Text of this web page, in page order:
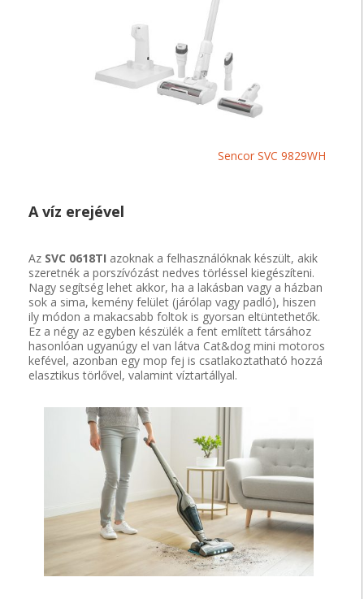
Sencor SVC 9829WH
A víz erejével
Az SVC 0618TI azoknak a felhasználóknak készült, akik
szeretnék a porszívózást nedves törléssel kiegészíteni.
Nagy segítség lehet akkor, ha a lakásban vagy a házban
sok a sima, kemény felület (járólap vagy padló), hiszen
ily módon a makacsabb foltok is gyorsan eltüntethetők.
Ez a négy az egyben készülék a fent említett társához
hasonlóan ugyanúgy el van látva Cat&dog mini motoros
kefével, azonban egy mop fej is csatlakoztatható hozzá
elasztikus törlővel, valamint víztartállyal.